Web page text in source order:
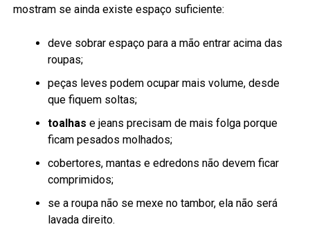
mostram se ainda existe espaço suficiente:
deve sobrar espaço para a mão entrar acima das
roupas;
peças leves podem ocupar mais volume, desde
que fiquem soltas;
toalhas e jeans precisam de mais folga porque
ficam pesados molhados;
cobertores, mantas e edredons não devem ficar
comprimidos;
se a roupa não se mexe no tambor, ela não será
lavada direito.